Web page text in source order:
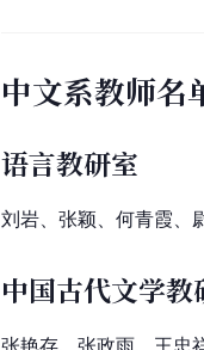
中文系教师名
语言教研室
刘岩、张颖、何青霞、
中国古代文学教